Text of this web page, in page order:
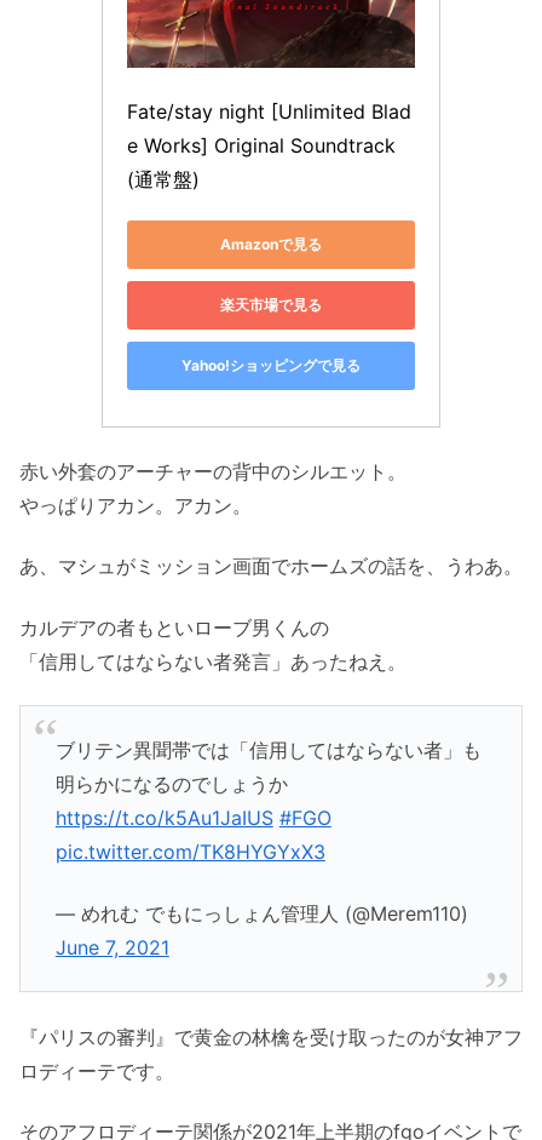
Fate/stay night [Unlimited Blad
e Works] Original Soundtrack
(通常盤)
Amazonで見る
楽天市場で見る
Yahoo!ショッピングで見る
赤い外套のアーチャーの背中のシルエット。
やっぱりアカン。アカン。
あ、マシュがミッション画面でホームズの話を、うわあ。
カルデアの者もといローブ男くんの
「信用してはならない者発言」あったねえ。
ブリテン異聞帯では「信用してはならない者」も
明らかになるのでしょうか
https://t.co/k5Au1JaIUS #FGO
pic.twitter.com/TK8HYGYxX3
— めれむ でもにっしょん管理人 (@Merem110)
June 7, 2021
『パリスの審判』で黄金の林檎を受け取ったのが女神アフ
ロディーテです。
そのアフロディーテ関係が2021年上半期のfgoイベントで